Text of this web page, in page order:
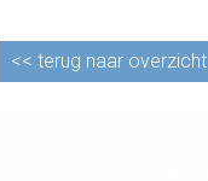
<< terug naar overzicht